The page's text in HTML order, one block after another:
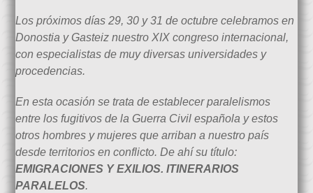
Los próximos días 29, 30 y 31 de octubre celebramos en
Donostia y Gasteiz nuestro XIX congreso internacional,
con especialistas de muy diversas universidades y
procedencias.
En esta ocasión se trata de establecer paralelismos
entre los fugitivos de la Guerra Civil española y estos
otros hombres y mujeres que arriban a nuestro país
desde territorios en conflicto. De ahí su título:
EMIGRACIONES Y EXILIOS. ITINERARIOS
PARALELOS.